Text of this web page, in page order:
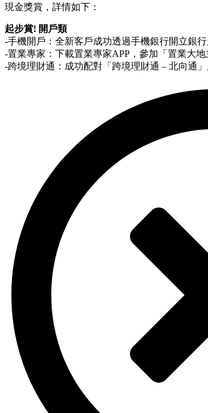
現金獎賞，詳情如下：
起步賞! 開戶類
-手機開戶：全新客戶成功透過手機銀行開立銀行
-置業專家：下載置業專家APP，參加「置業大
-跨境理財通：成功配對「跨境理財通 – 北向通」